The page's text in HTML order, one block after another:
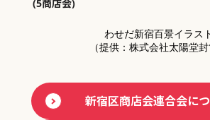
(5商店会)
わせだ新宿百景イラス
（提供：株式会社太陽堂封
新宿区商店会連合会に